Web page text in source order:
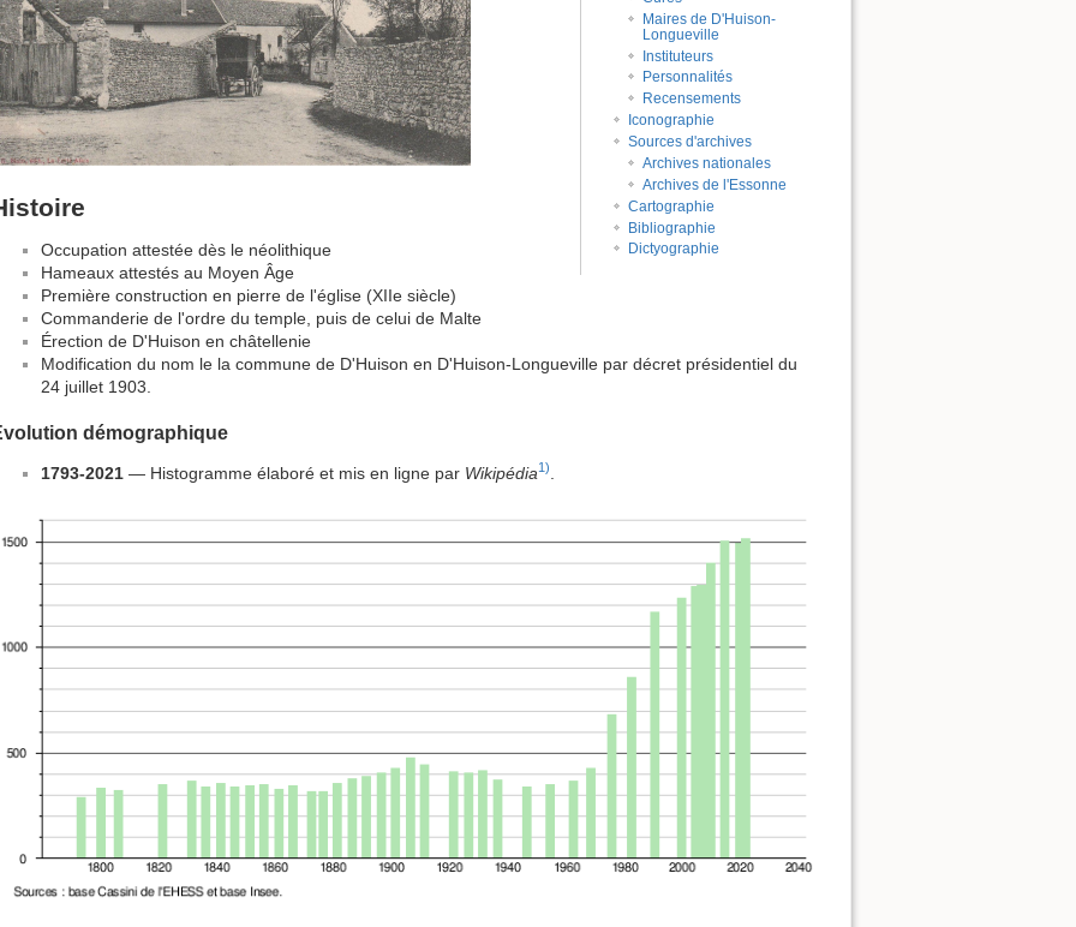
Maires de D'Huison-
Longueville
Instituteurs
Personnalités
Recensements
Iconographie
Sources d'archives
Archives nationales
Archives de l'Essonne
Cartographie
Bibliographie
Dictyographie
Occupation attestée dès le néolithique
Hameaux attestés au Moyen Âge
Première construction en pierre de l'église (XIIe siècle)
Commanderie de l'ordre du temple, puis de celui de Malte
Érection de D'Huison en châtellenie
Modification du nom le la commune de D'Huison en D'Huison-Longueville par décret présidentiel du
24 juillet 1903.
démographique
1793-2021 — Histogramme élaboré et mis en ligne par Wikipédia1)